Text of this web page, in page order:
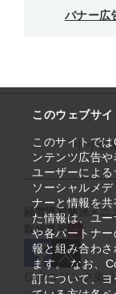
このウェブサ
このサイトで
ンテンツ広告
ユーザーによ
ソーシャルメ
ナーと情報を
た情報は、ユ
や各パートナ
報と組み合わ
ます。 なお、
訂について、
バナー広
中小企
経営課題解決メニ
取組事例
役立つリンク集